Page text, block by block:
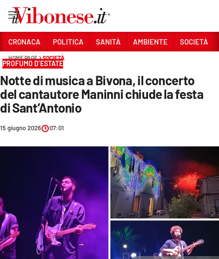
Sezioni
CRONACA
POLITICA
ECONOMIA E LAVORO
EVENTI
SPORT
CRONACA POLITICA SANITÀ AMBIENTE SOCIETÀ
HOME PAGE SOCIETÀ
PROFUMO D’ESTATE
Notte di musica a Bivona, il concerto
del cantautore Maninni chiude la festa
di Sant’Antonio
15 giugno 2026 07:01